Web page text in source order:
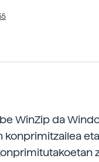
WinZip da
konprimitzailea